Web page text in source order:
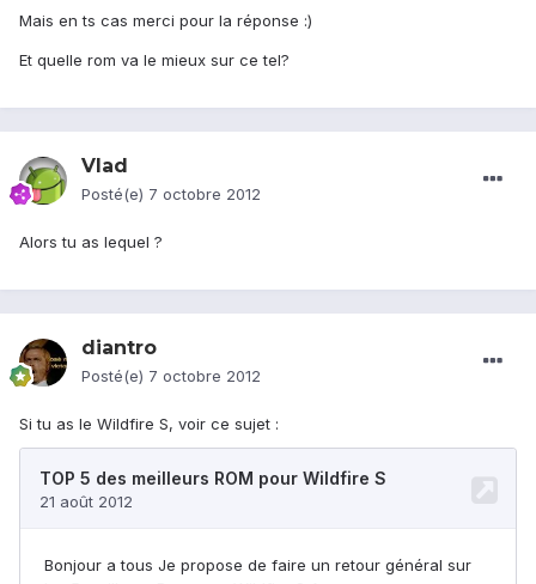
Mais en ts cas merci pour la réponse :)
Et quelle rom va le mieux sur ce tel?
Vlad
Posté(e) 7 octobre 2012
Alors tu as lequel ?
diantro
Posté(e) 7 octobre 2012
Si tu as le Wildfire S, voir ce sujet :